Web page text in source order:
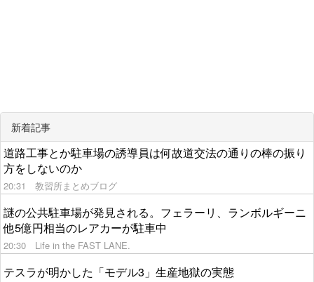
新着記事
道路工事とか駐車場の誘導員は何故道交法の通りの棒の振り
方をしないのか
20:31 教習所まとめブログ
謎の公共駐車場が発見される。フェラーリ、ランボルギーニ
他5億円相当のレアカーが駐車中
20:30 Life in the FAST LANE.
テスラが明かした「モデル3」生産地獄の実態